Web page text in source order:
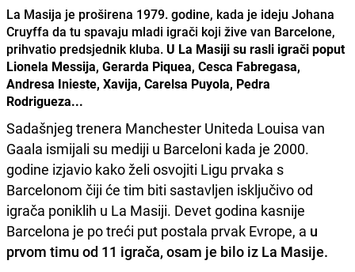
La Masija je proširena 1979. godine, kada je ideju Johana
Cruyffa da tu spavaju mladi igrači koji žive van Barcelone,
prihvatio predsjednik kluba.U La Masiji su rasli igrači poput
Lionela Messija, Gerarda Piquea, Cesca Fabregasa,
Andresa Inieste, Xavija, Carelsa Puyola, Pedra
Rodrigueza...
Sadašnjeg trenera Manchester Uniteda Louisa van
Gaala ismijali su mediji u Barceloni kada je 2000.
godine izjavio kako želi osvojiti Ligu prvaka s
Barcelonom čiji će tim biti sastavljen isključivo od
igrača poniklih u La Masiji. Devet godina kasnije
Barcelona je po treći put postala prvak Evrope, a u
prvom timu od 11 igrača, osam je bilo iz La Masije.